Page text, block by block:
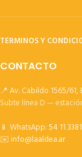
TERMINOS Y
CONTACTO
📍 Av. Cabildo 1565/
Subte línea D —
📱 WhatsApp:54 11
✉️info@laaldea.ar